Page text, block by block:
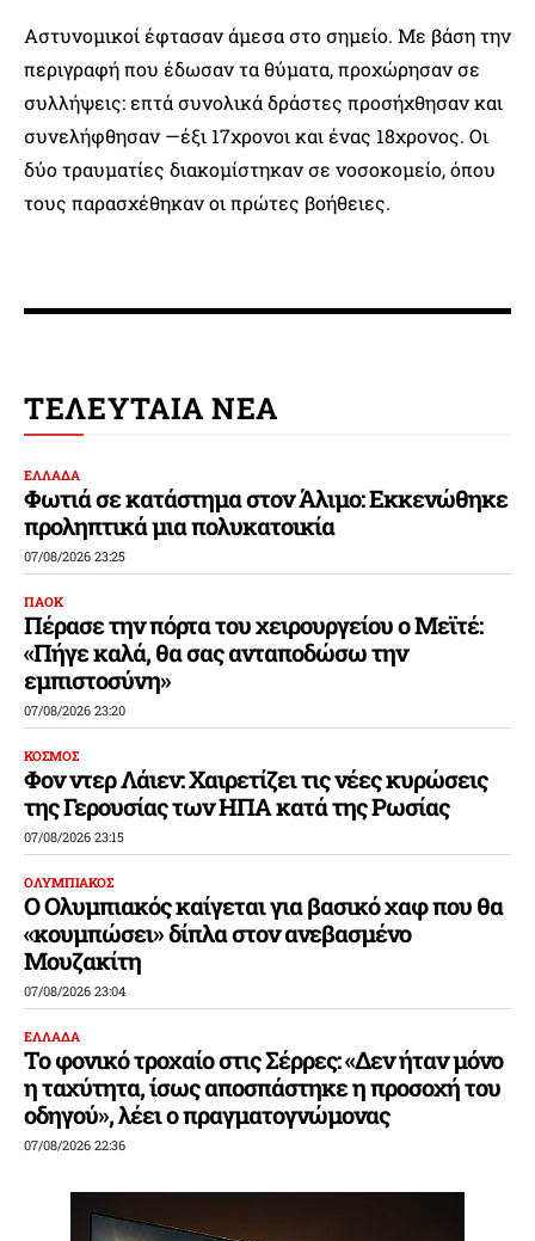
Αστυνομικοί έφτασαν άμεσα στο σημείο. Με βάση την
περιγραφή που έδωσαν τα θύματα, προχώρησαν σε
συλλήψεις: επτά συνολικά δράστες προσήχθησαν και
συνελήφθησαν —έξι 17χρονοι και ένας 18χρονος. Οι
δύο τραυματίες διακομίστηκαν σε νοσοκομείο, όπου
τους παρασχέθηκαν οι πρώτες βοήθειες.
ΤΕΛΕΥΤΑΙΑ ΝΕΑ
ΕΛΛΑΔΑ
Φωτιά σε κατάστημα στον Άλιμο: Εκκενώθηκε
προληπτικά μια πολυκατοικία
07/08/2026 23:25
ΠΑΟΚ
Πέρασε την πόρτα του χειρουργείου ο Μεϊτέ:
«Πήγε καλά, θα σας ανταποδώσω την
εμπιστοσύνη»
07/08/2026 23:20
ΚΟΣΜΟΣ
Φον ντερ Λάιεν: Χαιρετίζει τις νέες κυρώσεις
της Γερουσίας των ΗΠΑ κατά της Ρωσίας
07/08/2026 23:15
ΟΛΥΜΠΙΑΚΟΣ
Ο Ολυμπιακός καίγεται για βασικό χαφ που θα
«κουμπώσει» δίπλα στον ανεβασμένο
Μουζακίτη
07/08/2026 23:04
ΕΛΛΑΔΑ
Το φονικό τροχαίο στις Σέρρες: «Δεν ήταν μόνο
η ταχύτητα, ίσως αποσπάστηκε η προσοχή του
οδηγού», λέει ο πραγματογνώμονας
07/08/2026 22:36